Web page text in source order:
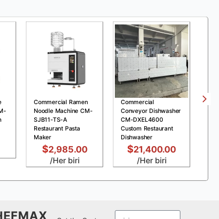
Commercial Ramen
Noodle Machine CM-
SJB11-TS-A
Restaurant Pasta
Maker
$2,985.00
/Her biri
Commercial
Conveyor Dishwasher
CM-DXEL4600
Custom Restaurant
Dishwasher
$21,400.00
/Her biri